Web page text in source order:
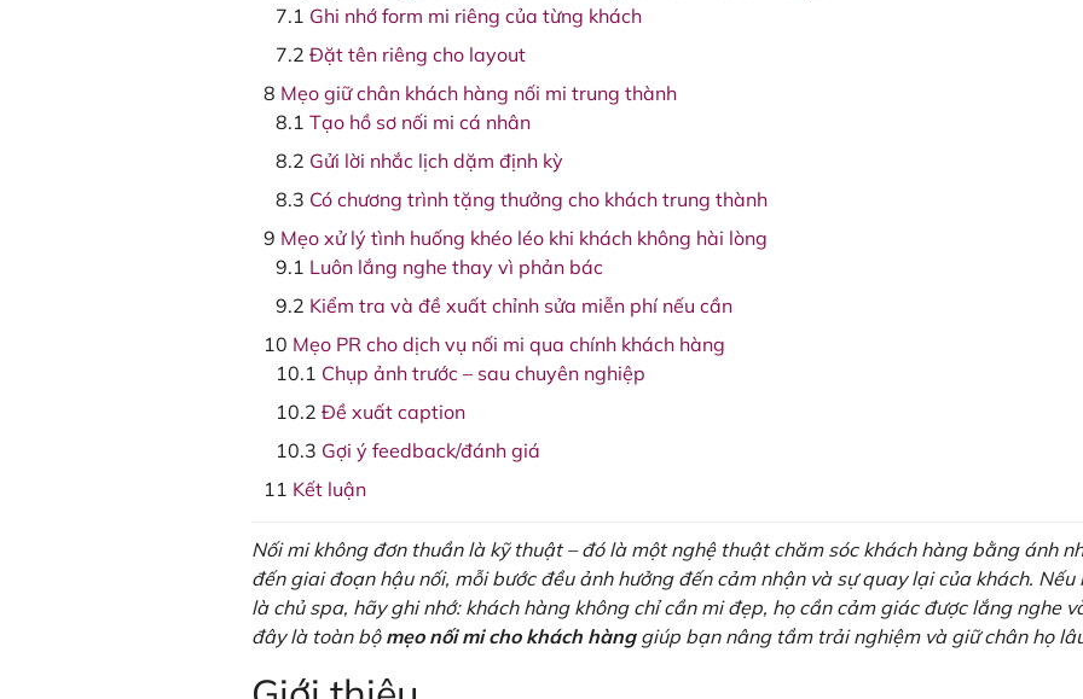
Ghi nhớ form mi riêng của từng khách
Đặt tên riêng cho layout
Mẹo giữ chân khách hàng nối mi trung thành
Tạo hồ sơ nối mi cá nhân
Gửi lời nhắc lịch dặm định kỳ
Có chương trình tặng thưởng cho khách trung thành
Mẹo xử lý tình huống khéo léo khi khách không hài lòng
Luôn lắng nghe thay vì phản bác
Kiểm tra và đề xuất chỉnh sửa miễn phí nếu cần
Mẹo PR cho dịch vụ nối mi qua chính khách hàng
Chụp ảnh trước – sau chuyên nghiệp
Đề xuất caption
Gợi ý feedback/đánh giá
Kết luận
Nối mi không đơn thuần là kỹ thuật – đó là một nghệ thuật chăm sóc khách hàng bằng ánh
đến giai đoạn hậu nối, mỗi bước đều ảnh hưởng đến cảm nhận và sự quay lại của khách.
là chủ spa, hãy ghi nhớ: khách hàng không chỉ cần mi đẹp, họ cần cảm giác được lắng nghe
đây là toàn bộ mẹo nối mi cho khách hànggiúp bạn nâng tầm trải nghiệm và giữ chân họ